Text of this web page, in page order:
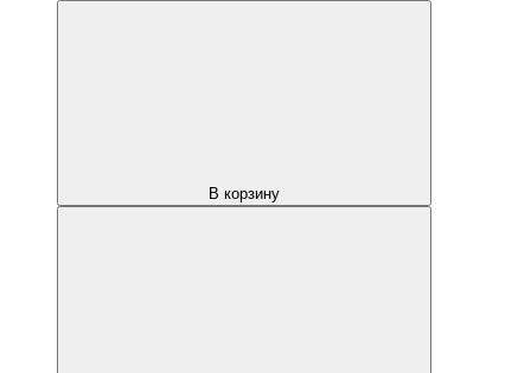
В корзину